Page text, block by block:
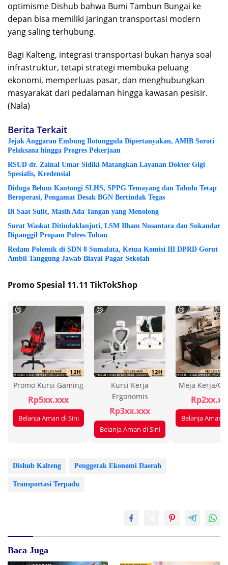
optimisme Dishub bahwa Bumi Tambun Bungai ke
depan bisa memiliki jaringan transportasi modern
yang saling terhubung.
Bagi Kalteng, integrasi transportasi bukan hanya soal
infrastruktur, tetapi strategi membuka peluang
ekonomi, memperluas pasar, dan menghubungkan
masyarakat dari pedalaman hingga kawasan pesisir.
(Nala)
Berita Terkait
Jejak Anggaran Embung Ilotunggula Dipertanyakan, AMIB Soroti
Pelaksana hingga Progres Pekerjaan
RSUD dr. Zainal Umar Sidiki Matangkan Layanan Dokter Gigi
Spesialis, Kredensial
Diduga Belum Kantongi SLHS, SPPG Temayang dan Tahulu Tetap
Beroperasi, Pengamat Desak BGN Bertindak Tegas
Di Saat Sulit, Masih Ada Tangan yang Menolong
Surat Waskat Ditindaklanjuti, LSM Ilham Nusantara dan Sukandar
Dipanggil Propam Polres Tuban
Redam Polemik di SDN 8 Sumalata, Ketua Komisi III DPRD Gorut
Ambil Tanggung Jawab Biayai Pagar Sekolah
Promo Spesial 11.11 TikTokShop
Promo Kursi Gaming
Rp5xx.xxx
Belanja Aman di Sini
Kursi Kerja
Ergonomis
Rp3xx.xxx
Belanja Aman di Sini
Meja Kerja/
Belanja Aman
Dishub Kalteng Penggerak Ekonomi Daerah
Transportasi Terpadu
Baca Juga